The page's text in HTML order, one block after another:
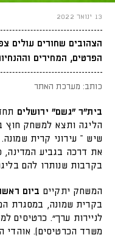
13 ינואר 2022
הצהובים שחורים עולים
הפרטים, המחירים
כותב: מערכת האתר
בית"ר "גשם" ירושלים
הליגה ותצא למשחק חוץ
שיש – עירוני קרית
את דרכה בגביע המדינה,
בקרבות שנותרו להם
המשחק יתקיים ביום ראשון
לניירות ערך". כרטיסים
משרד הכרטיסים). אוהדי